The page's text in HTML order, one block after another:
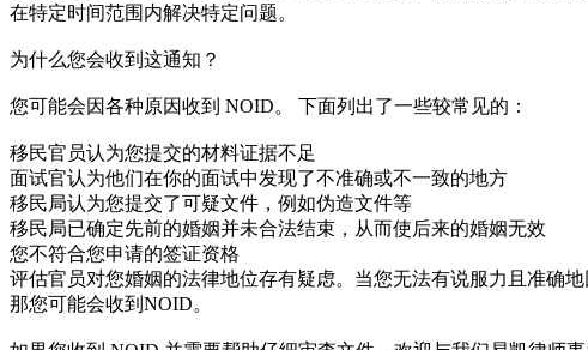
在特定时间范围内解决特定问题。
为什么您会收到这通知？
您可能会因各种原因收到 NOID。 下面列出了一些较常见的：
移民官员认为您提交的材料证据不足
面试官认为他们在你的面试中发现了不准确或不一致的地方
移民局认为您提交了可疑文件，例如伪造文件等
移民局已确定先前的婚姻并未合法结束，从而使后来的婚姻无效
您不符合您申请的签证资格
评估官员对您婚姻的法律地位存有疑虑。当您无法有说服力且准确
那您可能会收到NOID。